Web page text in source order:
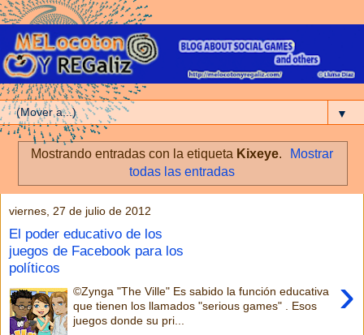
▼
Mostrando entradas con la etiqueta Kixeye.
Mostrar
todas las entradas
viernes, 27 de julio de 2012
El poder educativo de los
juegos de Facebook para los
políticos
›
©Zynga "The Ville" Es sabido la función educativa
que tienen los llamados "serious games" . Esos
juegos donde su pri...